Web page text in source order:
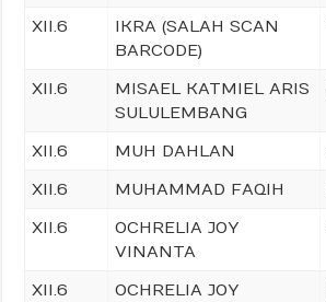
XII.6
IKRA (SALAH SCAN
BARCODE)
XII.6
MISAEL KATMIEL ARIS
SULULEMBANG
XII.6 MUH DAHLAN
XII.6
MUHAMMAD FAQIH
XII.6
OCHRELIA JOY
VINANTA
XII.6
OCHRELIA JOY